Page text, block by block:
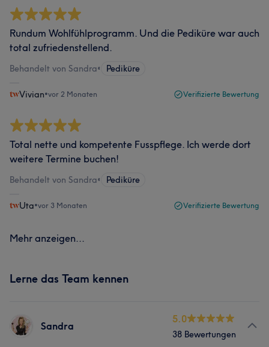
Rundum Wohlfühlprogramm. Und die Pediküre war auch
total zufriedenstellend.
Behandelt von Sandra• Pediküre
Vivian•vor 2 Monaten Verifizierte Bewertung
Total nette und kompetente Fusspflege. Ich werde dort
weitere Termine buchen!
Behandelt von Sandra• Pediküre
Uta•vor 3 Monaten Verifizierte Bewertung
Mehr anzeigen...
Lerne das Team kennen
Sandra
5.0
38 Bewertungen